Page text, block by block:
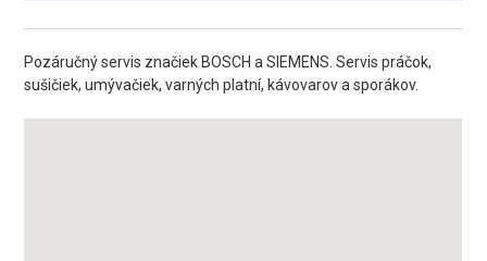
Pozáručný servis značiek BOSCH a SIEMENS. Servis práčok,
sušičiek, umývačiek, varných platní, kávovarov a sporákov.